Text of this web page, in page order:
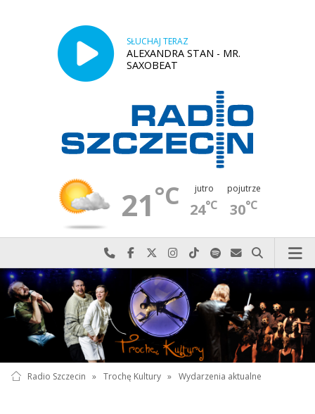
SŁUCHAJ TERAZ
ALEXANDRA STAN - MR.
SAXOBEAT
21°C jutro
24°C
pojutrze
30°C
Najlepiej po prostu do nas zadzwoń
Odwiedź nas na Facebook-u
Odwiedź nas na X
Odwiedź nas na Instagram-ie
Odwiedź nas na TikTok-u
Szukaj nas na Spotify
Wyślij do nas
Szukaj
Radio Szczecin » Trochę Kultury » Wydarzenia aktualne